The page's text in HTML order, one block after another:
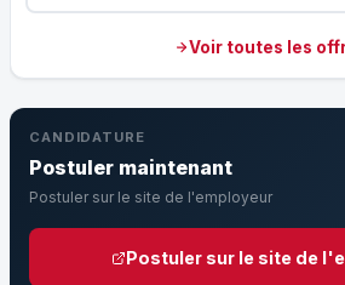
Voir toutes les
CANDIDATURE
Postuler maintenant
Postuler sur le site de l'employeur
Postuler sur le site de